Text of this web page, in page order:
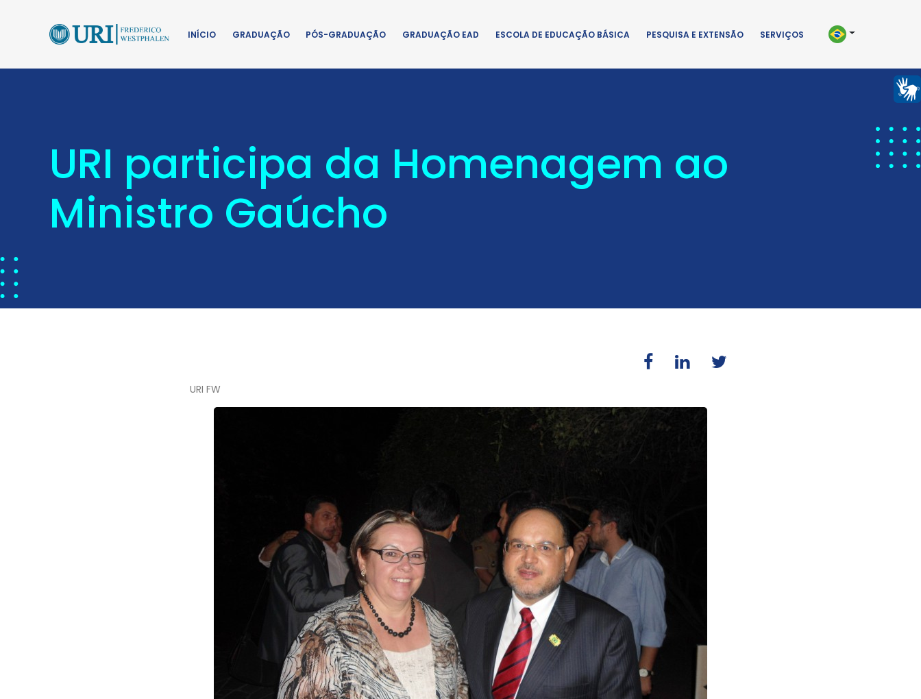
INÍCIO GRADUAÇÃO PÓS-GRADUAÇÃO GRADUAÇÃO EAD ESCOLA DE EDUCAÇÃO BÁSICA PESQUISA E EXTENSÃO SERVIÇOS
URI participa da Homenagem ao
Ministro Gaúcho
URI FW